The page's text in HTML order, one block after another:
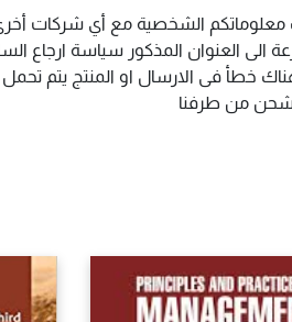
معلوماتكم الشخصية مع أي شركات
العنوان المذكور سياسة ارجاع
خطأ فى الارسال او المنتج يتم
من طرفنا